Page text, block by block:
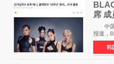
席 成
中国娱
报道，
动将由
LISA
未为组
韩